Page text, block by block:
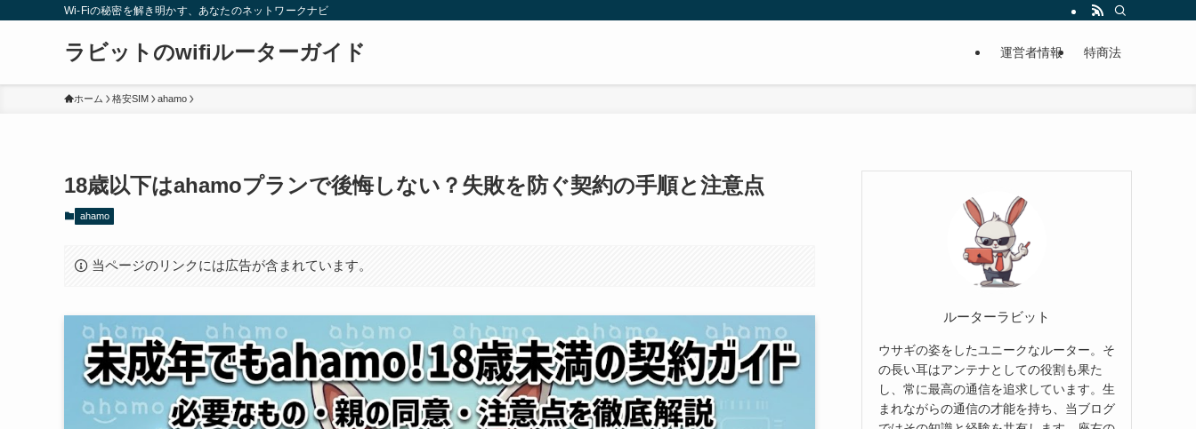
Wi-Fiの秘密を解き明かす、あなたのネットワークナビ
ラビットのwifiルーターガイド 運営者情報 特商法
ホーム 格安SIM ahamo
18歳以下はahamoプランで後悔しない？失敗を防ぐ契約の手順と注意点
ahamo
当ページのリンクには広告が含まれています。
ルーターラビット
ウサギの姿をしたユニークなルーター。そ
の長い耳はアンテナとしての役割も果た
し、常に最高の通信を追求しています。生
まれながらの通信の才能を持ち、当ブログ